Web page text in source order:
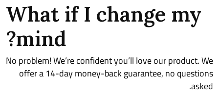
What if I change my
mind?
No problem! We’re confident you’ll love our product. We
offer a 14-day money-back guarantee, no questions
asked.